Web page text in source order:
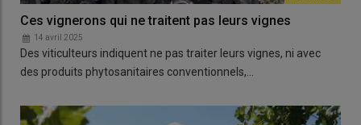
Ces vignerons qui ne traitent pas leurs vignes
14 avril 2025
Des viticulteurs indiquent ne pas traiter leurs vignes, ni avec
des produits phytosanitaires conventionnels,…